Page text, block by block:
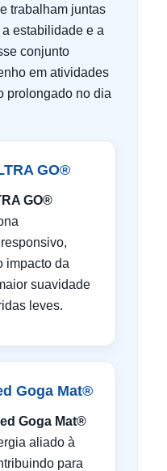
trabalham juntas
estabilidade e a
conjunto
em atividades
prolongado no dia
GO®
GO®
impacto da
suavidade
leves.
Goga Mat®
Goga Mat®
aliado à
para